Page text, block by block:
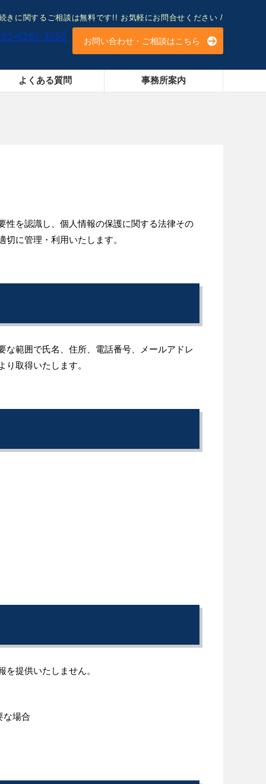
きに関するご相談は無料です!! お気軽にお問合せください/
お問い合わせ・ご相談はこちら
よくある質問 事務所案内
性を認識し、個人情報の保護に関する法律その
に管理・利用いたします。
範囲で氏名、住所、電話番号、メールアドレ
取得いたします。
提供いたしません。
な場合